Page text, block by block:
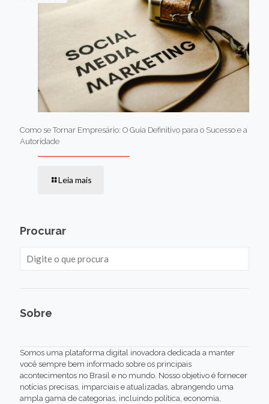
Como se Tornar Empresário: O Guia Definitivo para o Sucesso e a
Autoridade
Leia mais
Procurar
Sobre
Somos uma plataforma digital inovadora dedicada a manter
você sempre bem informado sobre os principais
acontecimentos no Brasil e no mundo. Nosso objetivo é fornecer
notícias precisas, imparciais e atualizadas, abrangendo uma
ampla gama de categorias, incluindo política, economia,